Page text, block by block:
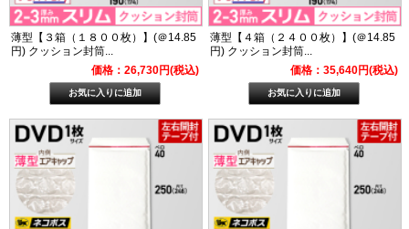
薄型【３箱（１８００枚）】(＠14.85
円) クッション封筒...
価格：26,730円(税込)
薄型【４箱（２４００枚）】(＠14.85
円) クッション封筒...
価格：35,640円(税込)